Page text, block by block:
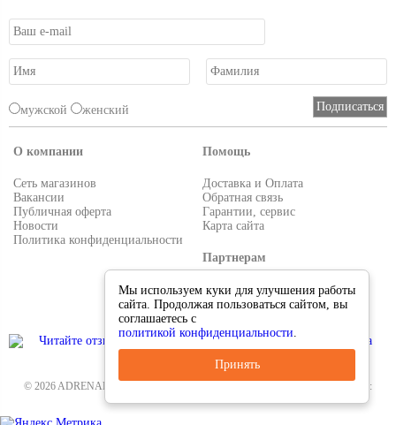
мужской женский
О компании
Сеть магазинов
Вакансии
Публичная оферта
Новости
Политика конфиденциальности
Помощь
Доставка и Оплата
Обратная связь
Гарантии, сервис
Карта сайта
Партнерам
Условия работы
Реквизиты
© 2026 ADRENALIN.RU-интернет магазин. Все для туризма и рыбалки. Тел.:
Мы используем куки для улучшения работы
сайта. Продолжая пользоваться сайтом, вы
соглашаетесь с
политикой конфиденциальности.
Принять